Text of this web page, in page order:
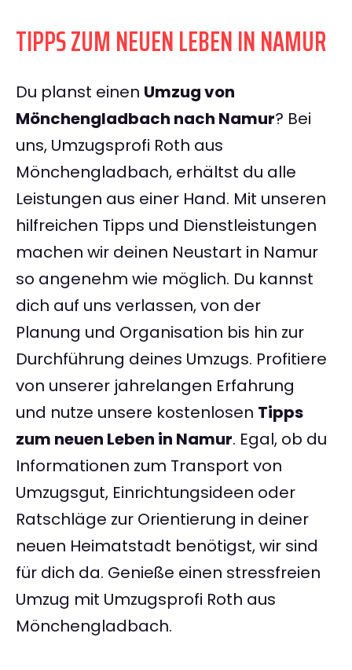
TIPPS ZUM NEUEN LEBEN IN NAMUR
Du planst einen Umzug von
Mönchengladbach nach Namur? Bei
uns, Umzugsprofi Roth aus
Mönchengladbach, erhältst du alle
Leistungen aus einer Hand. Mit unseren
hilfreichen Tipps und Dienstleistungen
machen wir deinen Neustart in Namur
so angenehm wie möglich. Du kannst
dich auf uns verlassen, von der
Planung und Organisation bis hin zur
Durchführung deines Umzugs. Profitiere
von unserer jahrelangen Erfahrung
und nutze unsere kostenlosen Tipps
zum neuen Leben in Namur. Egal, ob du
Informationen zum Transport von
Umzugsgut, Einrichtungsideen oder
Ratschläge zur Orientierung in deiner
neuen Heimatstadt benötigst, wir sind
für dich da. Genieße einen stressfreien
Umzug mit Umzugsprofi Roth aus
Mönchengladbach.